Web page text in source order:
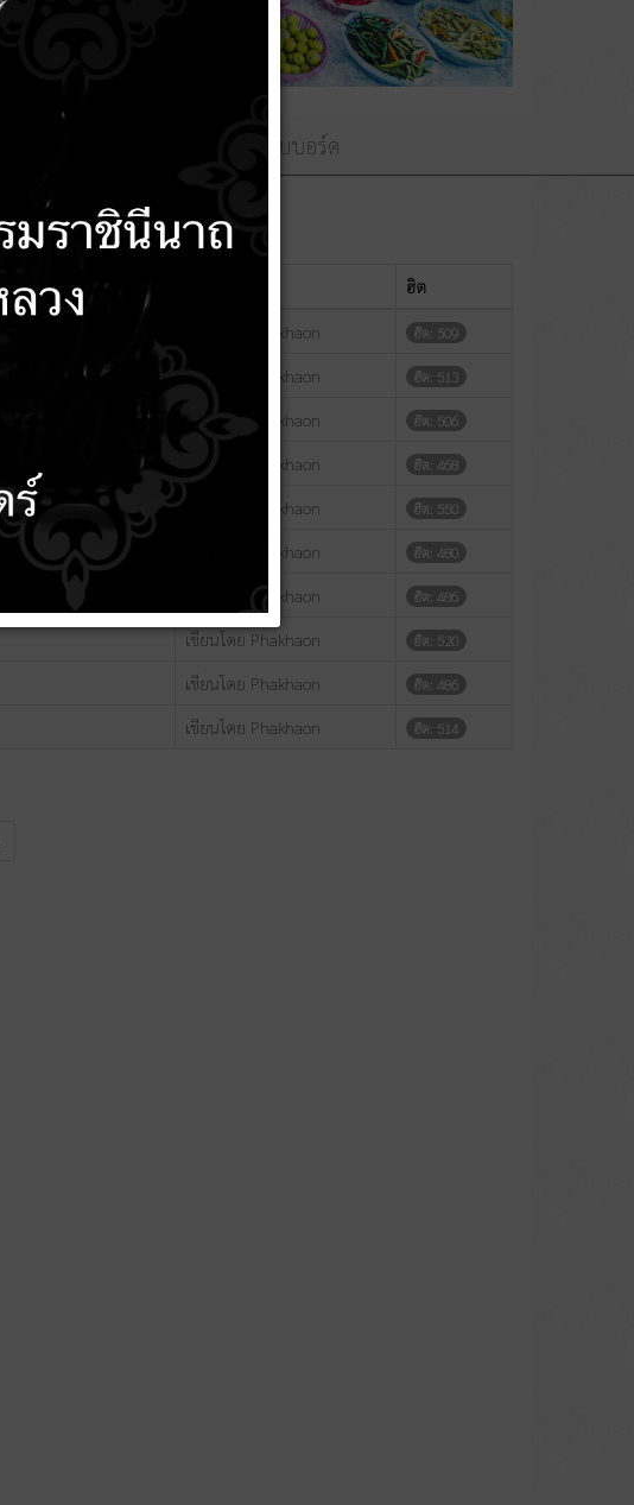
เว็บบอร์ด
ฮิต
เขียนโดย Phakhaon ฮิต: 509
เขียนโดย Phakhaon ฮิต: 513
เขียนโดย Phakhaon ฮิต: 506
เขียนโดย Phakhaon ฮิต: 468
เขียนโดย Phakhaon ฮิต: 550
เขียนโดย Phakhaon ฮิต: 480
เขียนโดย Phakhaon ฮิต: 486
เขียนโดย Phakhaon ฮิต: 520
เขียนโดย Phakhaon ฮิต: 486
เขียนโดย Phakhaon ฮิต: 514